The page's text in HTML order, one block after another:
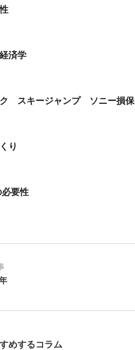
済学
スキージャンプ ソニー損保
り
要性
めするコラム